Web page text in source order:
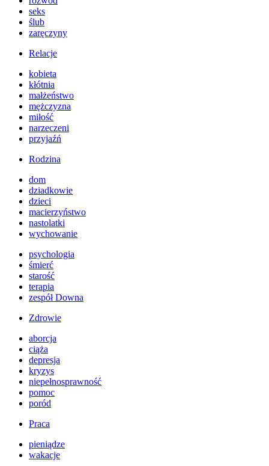
seks
ślub
zaręczyny
Relacje
kobieta
kłótnia
małżeństwo
mężczyzna
miłość
narzeczeni
przyjaźń
Rodzina
dom
dziadkowie
dzieci
macierzyństwo
nastolatki
wychowanie
psychologia
śmierć
starość
terapia
zespół Downa
Zdrowie
aborcja
ciąża
depresja
kryzys
niepełnosprawność
pomoc
poród
Praca
pieniądze
wakacje